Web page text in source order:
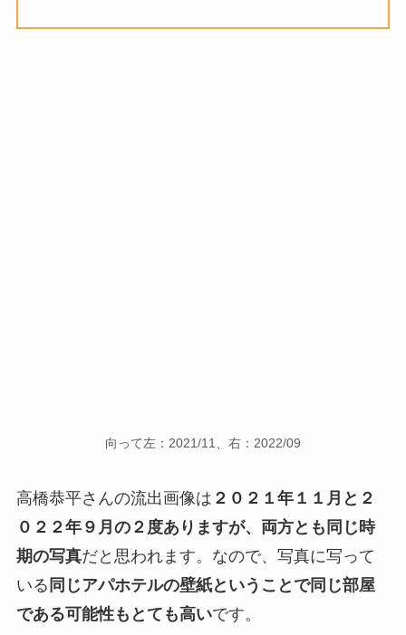
向って左：2021/11、右：2022/09
高橋恭平さんの流出画像は ２０２１年１１月と２
０２２年９月の２度ありますが、両方とも同じ時
期の写真だと思われます。なので、写真に写って
いる 同じアパホテルの壁紙ということで同じ部屋
である可能性もとても高いです。